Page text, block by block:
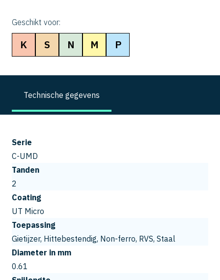
Geschikt voor:
K S N M P
Technische gegevens
Serie
C-UMD
Tanden
2
Coating
UT Micro
Toepassing
Gietijzer, Hittebestendig, Non-ferro, RVS, Staal
Diameter in mm
0.61